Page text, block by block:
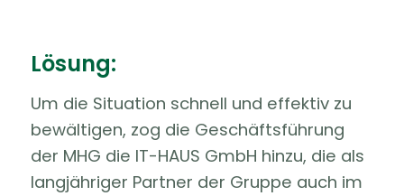
Lösung:
Um die Situation schnell und effektiv zu
bewältigen, zog die Geschäftsführung
der MHG die IT-HAUS GmbH hinzu, die als
langjähriger Partner der Gruppe auch im